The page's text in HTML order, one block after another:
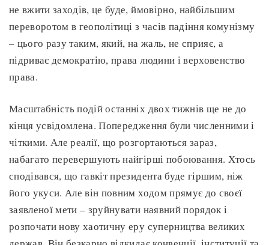
не вжити заходів, це буде, ймовірно, найбільшим
переворотом в геополітиці з часів падіння комунізму
– цього разу таким, який, на жаль, не сприяє, а
підриває демократію, права людини і верховенство
права.
Масштабність подій останніх двох тижнів ще не до
кінця усвідомлена. Попередження були численними і
чіткими. Але реалії, що розгортаються зараз,
набагато перевершують найгірші побоювання. Хтось
сподівався, що гавкіт президента буде гіршим, ніж
його укуси. Але він повним ходом прямує до своєї
заявленої мети – зруйнувати наявний порядок і
розпочати нову хаотичну еру суперництва великих